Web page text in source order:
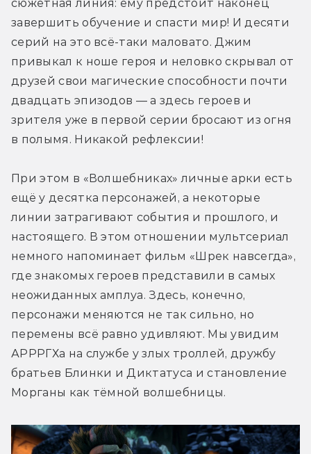
сюжетная линия: ему предстоит наконец
завершить обучение и спасти мир! И десяти
серий на это всё-таки маловато. Джим
привыкал к ноше героя и неловко скрывал от
друзей свои магические способности почти
двадцать эпизодов — а здесь героев и
зрителя уже в первой серии бросают из огня
в полымя. Никакой рефлексии!
При этом в «Волшебниках» личные арки есть
ещё у десятка персонажей, а некоторые
линии затрагивают события и прошлого, и
настоящего. В этом отношении мультсериал
немного напоминает фильм «Шрек навсегда»,
где знакомых героев представили в самых
неожиданных амплуа. Здесь, конечно,
персонажи меняются не так сильно, но
перемены всё равно удивляют. Мы увидим
АРРРГХа на службе у злых троллей, дружбу
братьев Блинки и Диктатуса и становление
Морганы как тёмной волшебницы.